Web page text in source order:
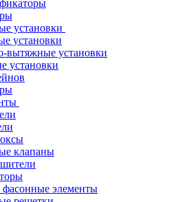
установки
установки
вытяжные установки
установки
клапаны
элементы